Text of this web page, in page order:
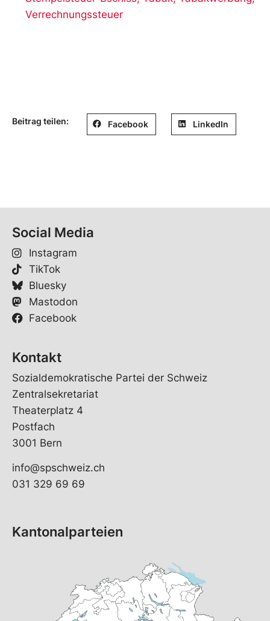
Verrechnungssteuer
Beitrag teilen: Facebook LinkedIn
Social Media
Instagram
TikTok
Bluesky
Mastodon
Facebook
Kontakt
Sozialdemokratische Partei der Schweiz
Zentralsekretariat
Theaterplatz 4
Postfach
3001 Bern
info@spschweiz.ch
031 329 69 69
Kantonalparteien